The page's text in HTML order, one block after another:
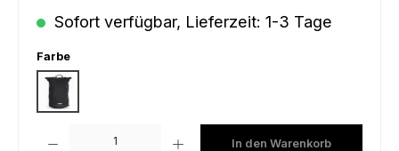
Sofort verfügbar, Lieferzeit: 1-3 Tage
Farbeauswählen
black
In den Warenkorb